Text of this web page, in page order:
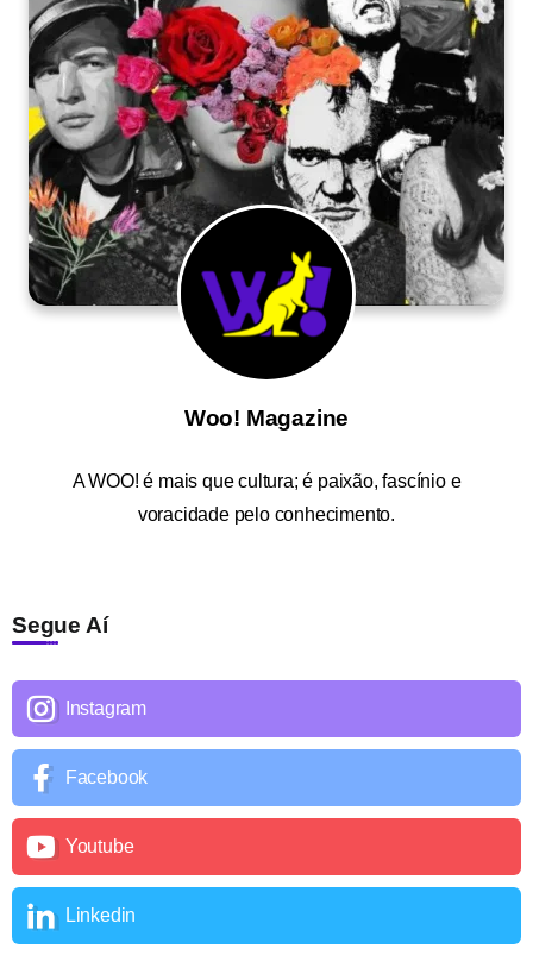
Woo! Magazine
AWOO! é mais que cultura; é paixão, fascínio e
voracidade pelo conhecimento.
Segue Aí
Instagram
Facebook
Youtube
Linkedin